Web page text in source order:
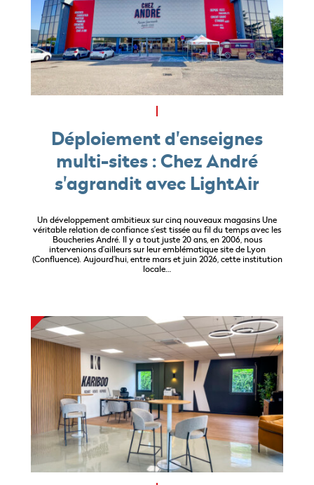
Déploiement d'enseignes
multi-sites : Chez André
s'agrandit avec LightAir
Un développement ambitieux sur cinq nouveaux magasins Une
véritable relation de confiance s’est tissée au fil du temps avec les
Boucheries André. Il y a tout juste 20 ans, en 2006, nous
intervenions d’ailleurs sur leur emblématique site de Lyon
(Confluence). Aujourd’hui, entre mars et juin 2026, cette institution
locale…